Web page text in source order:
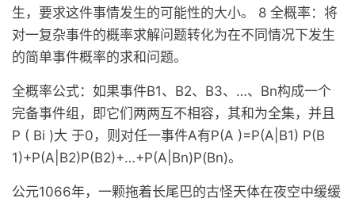
生，要求这件事情发生的可能性的大小。 8 全概率：将
对一复杂事件的概率求解问题转化为在不同情况下发生
的简单事件概率的求和问题。
全概率公式：如果事件B1、B2、B3、…、Bn构成一个
完备事件组，即它们两两互不相容，其和为全集，并且
P ( Bi )大 于0，则对任一事件A有P(A )=P(A|B1) P(B
1)+P(A|B2)P(B2)+…+P(A|Bn)P(Bn)。
公元1066年，一颗拖着长尾巴的古怪天体在夜空中缓缓